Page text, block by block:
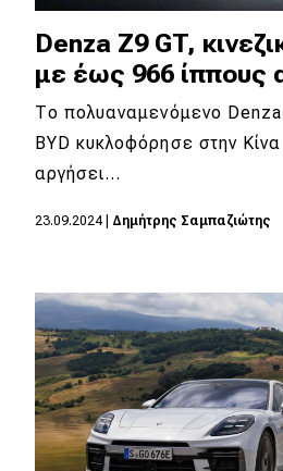
Νέα
Παρουσιάσεις
DRIVE Away
MOTO
Οδηγός αγοράς
Συμβουλές
Χρηστικά
Denza Z9 GT,
με έως 966 ίππους
Το πολυαναμενόμενο
BYD κυκλοφόρησε στην
αργήσει…
23.09.2024| Δημήτρης Σαμπαζιώτης